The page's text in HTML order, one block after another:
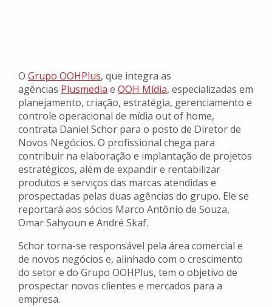
O Grupo OOHPlus, que integra as
agências Plusmedia e OOH Mídia, especializadas em
planejamento, criação, estratégia, gerenciamento e
controle operacional de mídia out of home,
contrata Daniel Schor para o posto de Diretor de
Novos Negócios. O profissional chega para
contribuir na elaboração e implantação de projetos
estratégicos, além de expandir e rentabilizar
produtos e serviços das marcas atendidas e
prospectadas pelas duas agências do grupo. Ele se
reportará aos sócios Marco Antônio de Souza,
Omar Sahyoun e André Skaf.
Schor torna-se responsável pela área comercial e
de novos negócios e, alinhado com o crescimento
do setor e do Grupo OOHPlus, tem o objetivo de
prospectar novos clientes e mercados para a
empresa.